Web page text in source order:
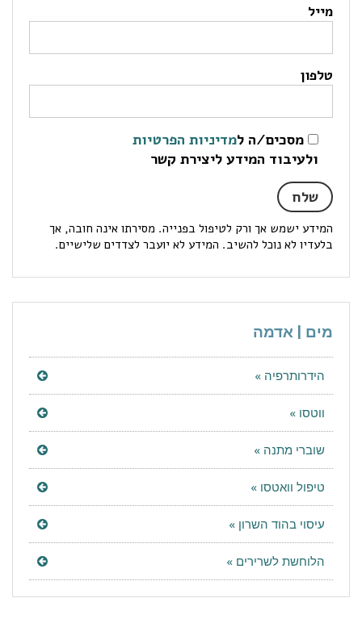
מייל
טלפון
מסכים/ה למדיניות הפרטיות
ולעיבוד המידע ליצירת קשר
המידע ישמש אך ורק לטיפול בפנייה. מסירתו אינה חובה, אך
בלעדיו לא נוכל להשיב. המידע לא יועבר לצדדים שלישיים.
מים | אדמה
הידרותרפיה »
ווטסו »
שוברי מתנה »
טיפול וואטסו »
עיסוי בהוד השרון »
הלוחשת לשרירים »